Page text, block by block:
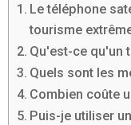
Le téléphone
tourisme
Qu'est-ce qu'un
Quels sont les
Combien coûte
Puis-je utiliser